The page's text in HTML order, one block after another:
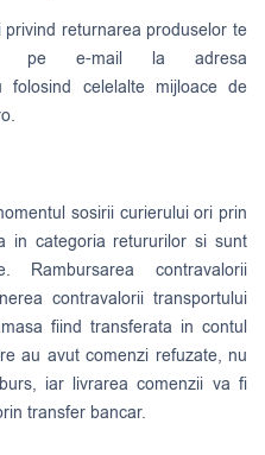
returnarea produselor te
pe e-mail la adresa
folosind celelalte mijloace de
sosirii curierului ori prin
in categoria retururilor si sunt
Rambursarea contravalorii
contravalorii transportului
fiind transferata in contul
au avut comenzi refuzate, nu
iar livrarea comenzii va fi
transfer bancar.